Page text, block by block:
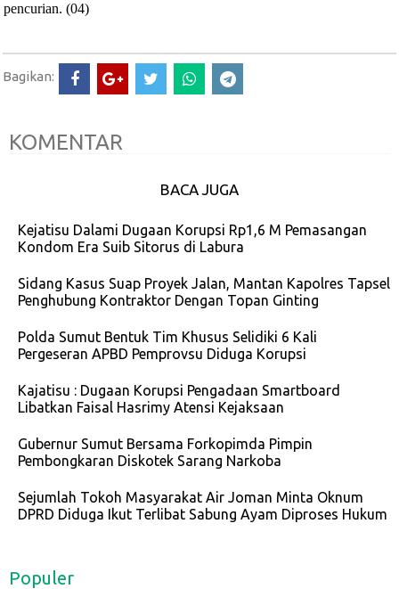
pencurian. (04)
Bagikan:
KOMENTAR
BACA JUGA
Kejatisu Dalami Dugaan Korupsi Rp1,6 M Pemasangan
Kondom Era Suib Sitorus di Labura
Sidang Kasus Suap Proyek Jalan, Mantan Kapolres Tapsel
Penghubung Kontraktor Dengan Topan Ginting
Polda Sumut Bentuk Tim Khusus Selidiki 6 Kali
Pergeseran APBD Pemprovsu Diduga Korupsi
Kajatisu : Dugaan Korupsi Pengadaan Smartboard
Libatkan Faisal Hasrimy Atensi Kejaksaan
Gubernur Sumut Bersama Forkopimda Pimpin
Pembongkaran Diskotek Sarang Narkoba
Sejumlah Tokoh Masyarakat Air Joman Minta Oknum
DPRD Diduga Ikut Terlibat Sabung Ayam Diproses Hukum
Populer